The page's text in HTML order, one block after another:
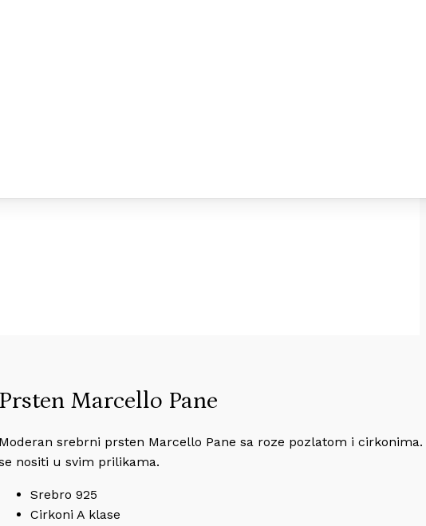
Prsten Marcello Pane
Moderan srebrni prsten Marcello Pane sa roze pozlatom i cirkonima.
nositi u svim prilikama.
Srebro 925
Cirkoni A klase